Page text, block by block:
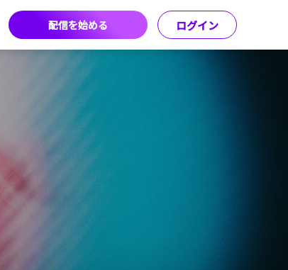
配信を始める ログイン